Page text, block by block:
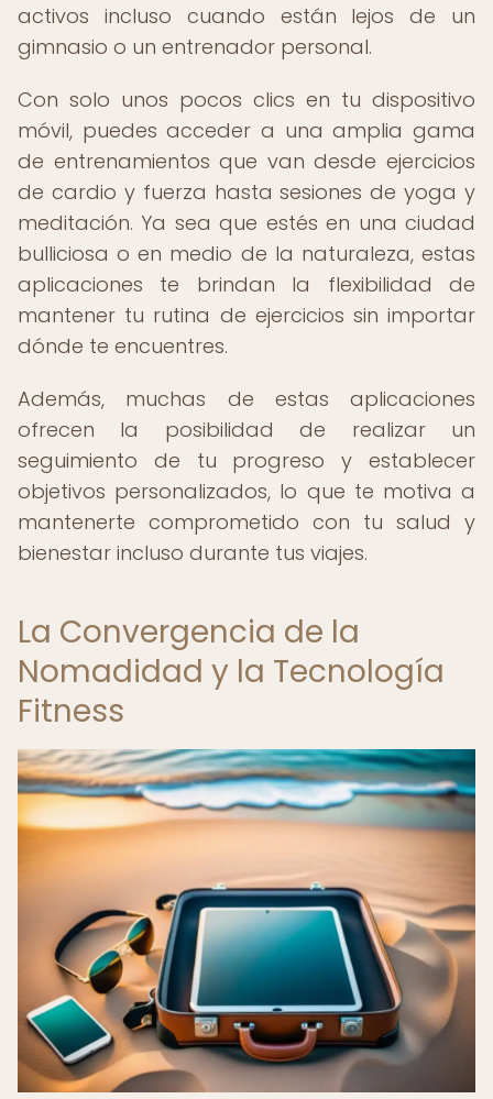
activos incluso cuando están lejos de un
gimnasio o un entrenador personal.
Con solo unos pocos clics en tu dispositivo
móvil, puedes acceder a una amplia gama
de entrenamientos que van desde ejercicios
de cardio y fuerza hasta sesiones de yoga y
meditación. Ya sea que estés en una ciudad
bulliciosa o en medio de la naturaleza, estas
aplicaciones te brindan la flexibilidad de
mantener tu rutina de ejercicios sin importar
dónde te encuentres.
Además, muchas de estas aplicaciones
ofrecen la posibilidad de realizar un
seguimiento de tu progreso y establecer
objetivos personalizados, lo que te motiva a
mantenerte comprometido con tu salud y
bienestar incluso durante tus viajes.
La Convergencia de la
Nomadidad y la Tecnología
Fitness